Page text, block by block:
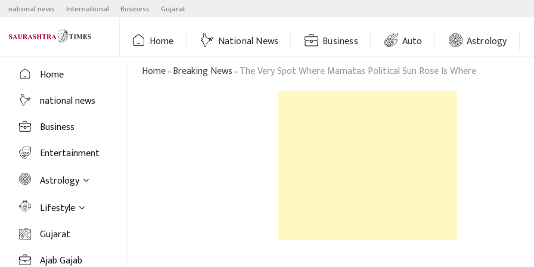
Skip
content
national news International Business Gujarat
Home National News Business Auto Astrology
Home
national news
Business
Entertainment
Astrology
Lifestyle
Gujarat
Ajab Gajab
Home»Breaking News »The Very Spot Where Mamatas Political Sun Rose Is Where